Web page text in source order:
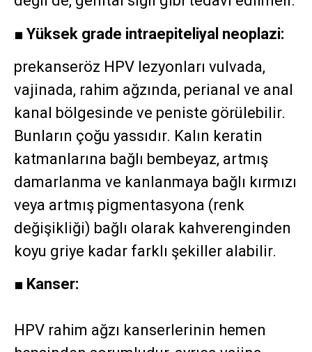
■ Yüksek grade intraepiteliyal neoplazi:
prekanseröz HPV lezyonları vulvada,
vajinada, rahim ağzında, perianal ve anal
kanal bölgesinde ve peniste görülebilir.
Bunların çoğu yassıdır. Kalın keratin
katmanlarına bağlı bembeyaz, artmış
damarlanma ve kanlanmaya bağlı kırmızı
veya artmış pigmentasyona (renk
değişikliği) bağlı olarak kahverenginden
koyu griye kadar farklı şekiller alabilir.
■ Kanser:
HPV rahim ağzı kanserlerinin hemen